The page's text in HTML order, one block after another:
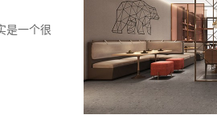
是一个很